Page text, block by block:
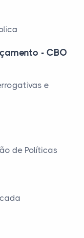
- CBO
e
de Políticas